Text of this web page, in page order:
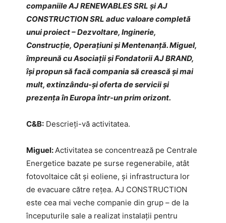
companiile AJ RENEWABLES SRL și AJ
CONSTRUCTION SRL aduc valoare completă
unui proiect – Dezvoltare, Inginerie,
Construcție, Operațiuni și Mentenanță. Miguel,
împreună cu Asociații și Fondatorii AJ BRAND,
își propun să facă compania să crească și mai
mult, extinzându-și oferta de servicii și
prezența în Europa într-un prim orizont.
C&B: Descrieți-vă activitatea.
Miguel:Activitatea se concentrează pe Centrale
Energetice bazate pe surse regenerabile, atât
fotovoltaice cât și eoliene, și infrastructura lor
de evacuare către rețea. AJ CONSTRUCTION
este cea mai veche companie din grup – de la
începuturile sale a realizat instalații pentru